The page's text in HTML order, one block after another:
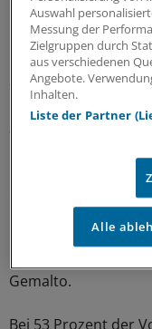
Cyberattacken
Etwa zwei Prozent
staatlichen
bei diesen
abgezogen worden.
Die Zielsetzung der
eindeutig: "Im
Informationen
Cyberkriminellen",
Gemalto.
Bei 53 Prozent der
Auswahl
Messung der
Zielgruppen durch
aus verschiedenen
Angebote.
Inhalten.
Liste der Partner
Alle